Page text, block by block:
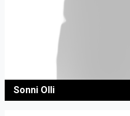
Sonni Olli